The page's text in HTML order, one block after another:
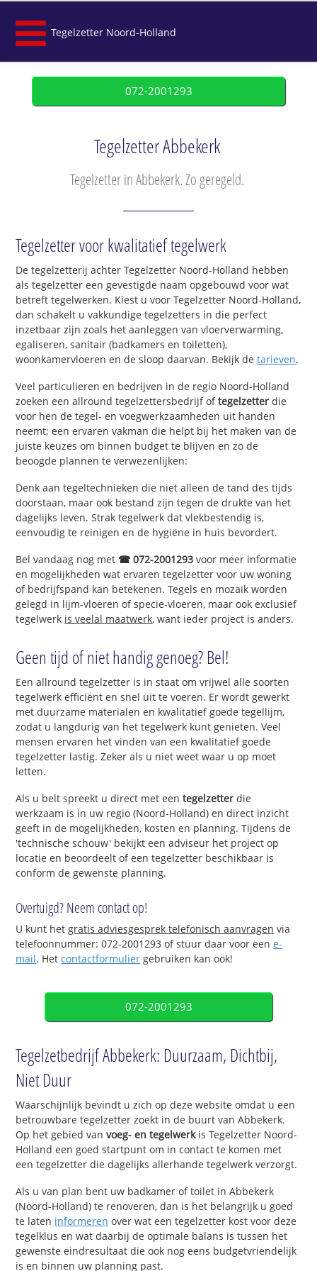
Tegelzetter Noord-Holland
072-2001293
Tegelzetter Abbekerk
Tegelzetter in Abbekerk. Zo geregeld.
Tegelzetter voor kwalitatief tegelwerk
De tegelzetterij achter Tegelzetter Noord-Holland hebben
als tegelzetter een gevestigde naam opgebouwd voor wat
betreft tegelwerken. Kiest u voor Tegelzetter Noord-Holland,
dan schakelt u vakkundige tegelzetters in die perfect
inzetbaar zijn zoals het aanleggen van vloerverwarming,
egaliseren, sanitair (badkamers en toiletten),
woonkamervloeren en de sloop daarvan. Bekijk detarieven.
Veel particulieren en bedrijven in de regio Noord-Holland
zoeken een allround tegelzettersbedrijf oftegelzetter die
voor hen de tegel- en voegwerkzaamheden uit handen
neemt; een ervaren vakman die helpt bij het maken van de
juiste keuzes om binnen budget te blijven en zo de
beoogde plannen te verwezenlijken:
Denk aan tegeltechnieken die niet alleen de tand des tijds
doorstaan, maar ook bestand zijn tegen de drukte van het
dagelijks leven. Strak tegelwerk dat vlekbestendig is,
eenvoudig te reinigen en de hygiëne in huis bevordert.
Bel vandaag nog met ☎ 072-2001293 voor meer informatie
en mogelijkheden wat ervaren tegelzetter voor uw woning
of bedrijfspand kan betekenen. Tegels en mozaïk worden
gelegd in lijm-vloeren of specie-vloeren, maar ook exclusief
tegelwerk is veelal maatwerk, want ieder project is anders.
Geen tijd of niet handig genoeg? Bel!
Een allround tegelzetter is in staat om vrijwel alle soorten
tegelwerk efficiënt en snel uit te voeren. Er wordt gewerkt
met duurzame materialen en kwalitatief goede tegellijm,
zodat u langdurig van het tegelwerk kunt genieten. Veel
mensen ervaren het vinden van een kwalitatief goede
tegelzetter lastig. Zeker als u niet weet waar u op moet
letten.
Als u belt spreekt u direct met eentegelzetter die
werkzaam is in uw regio (Noord-Holland) en direct inzicht
geeft in de mogelijkheden, kosten en planning. Tijdens de
'technische schouw' bekijkt een adviseur het project op
locatie en beoordeelt of een tegelzetter beschikbaar is
conform de gewenste planning.
Overtuigd? Neem contact op!
U kunt hetgratis adviesgesprek telefonisch aanvragen via
telefoonnummer: 072-2001293 of stuur daar voor eene-
mail. Hetcontactformulier gebruiken kan ook!
072-2001293
Tegelzetbedrijf Abbekerk: Duurzaam, Dichtbij,
Niet Duur
Waarschijnlijk bevindt u zich op deze website omdat u een
betrouwbare tegelzetter zoekt in de buurt van Abbekerk.
Op het gebied van voeg- en tegelwerkis Tegelzetter Noord-
Holland een goed startpunt om in contact te komen met
een tegelzetter die dagelijks allerhande tegelwerk verzorgt.
Als u van plan bent uw badkamer of toilet in Abbekerk
(Noord-Holland) te renoveren, dan is het belangrijk u goed
te laten informeren over wat een tegelzetter kost voor deze
tegelklus en wat daarbij de optimale balans is tussen het
gewenste eindresultaat die ook nog eens budgetvriendelijk
is en binnen uw planning past.